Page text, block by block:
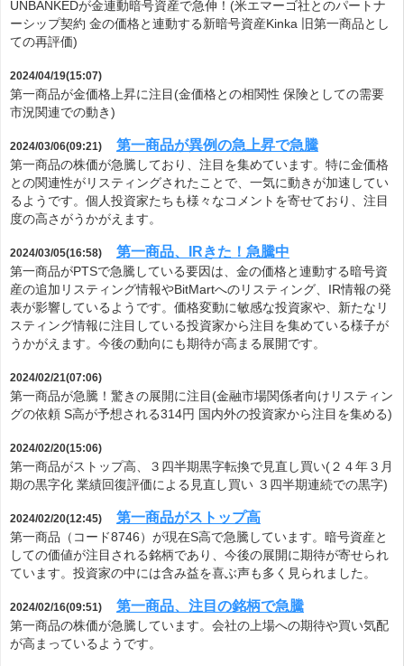
UNBANKEDが金連動暗号資産で急伸！(米エマーゴ社とのパートナ
ーシップ契約 金の価格と連動する新暗号資産Kinka 旧第一商品とし
ての再評価)
2024/04/19(15:07)
第一商品が金価格上昇に注目(金価格との相関性 保険としての需要
市況関連での動き)
2024/03/06(09:21) 第一商品が異例の急上昇で急騰
第一商品の株価が急騰しており、注目を集めています。特に金価格
との関連性がリスティングされたことで、一気に動きが加速してい
るようです。個人投資家たちも様々なコメントを寄せており、注目
度の高さがうかがえます。
2024/03/05(16:58) 第一商品、IRきた！急騰中
第一商品がPTSで急騰している要因は、金の価格と連動する暗号資
産の追加リスティング情報やBitMartへのリスティング、IR情報の発
表が影響しているようです。価格変動に敏感な投資家や、新たなリ
スティング情報に注目している投資家から注目を集めている様子が
うかがえます。今後の動向にも期待が高まる展開です。
2024/02/21(07:06)
第一商品が急騰！驚きの展開に注目(金融市場関係者向けリスティン
グの依頼 S高が予想される314円 国内外の投資家から注目を集める)
2024/02/20(15:06)
第一商品がストップ高、３四半期黒字転換で見直し買い(２４年３月
期の黒字化 業績回復評価による見直し買い ３四半期連続での黒字)
2024/02/20(12:45) 第一商品がストップ高
第一商品（コード8746）が現在S高で急騰しています。暗号資産と
しての価値が注目される銘柄であり、今後の展開に期待が寄せられ
ています。投資家の中には含み益を喜ぶ声も多く見られました。
2024/02/16(09:51) 第一商品、注目の銘柄で急騰
第一商品の株価が急騰しています。会社の上場への期待や買い気配
が高まっているようです。